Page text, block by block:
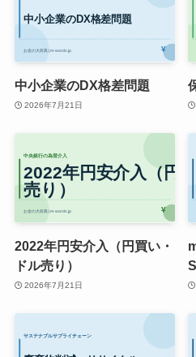
中小企業のDX格差問題
2026年7月21日
2022年円安介入（円買い・
ドル売り）
2026年7月21日